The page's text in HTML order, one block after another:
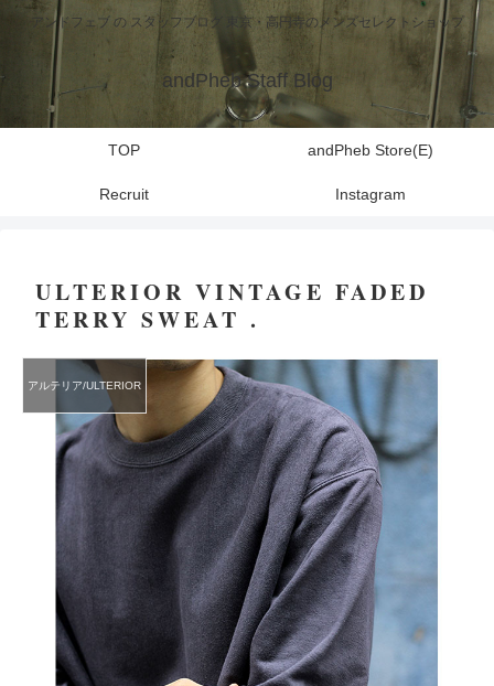
アンドフェブ の スタッフブログ 東京・高円寺のメンズセレクトショップ
andPheb Staff Blog
TOP andPheb Store(E)
Recruit Instagram
ULTERIOR VINTAGE FADED
TERRY SWEAT .
アルテリア/ULTERIOR